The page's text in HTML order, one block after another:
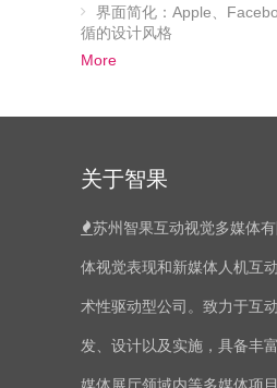
界面简化：Apple、
循的设计风格
More
关于智果
苏州智果互动视觉多媒体
体视觉表现和新媒体人机互
术性驱动型公司。致力于互
发、设计以及实施，具备丰
媒体展厅领域内等多媒体项